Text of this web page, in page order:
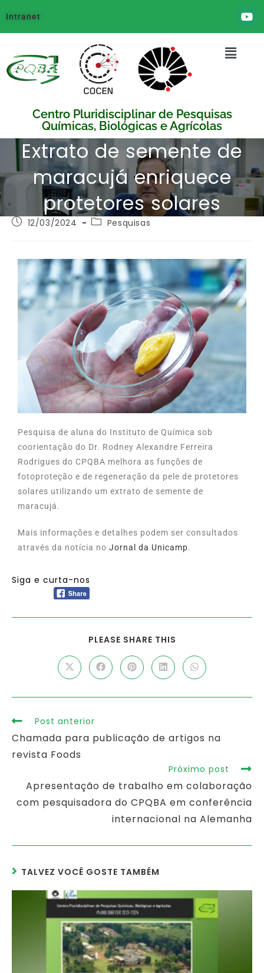
Intranet
Centro Pluridisciplinar de Pesquisas
Químicas, Biológicas e Agrícolas
Extrato de semente de
maracujá enriquece
protetores solares
12/03/2024 Pesquisas
Pesquisa de aluna do Instituto de Química sob
coorientação do Dr. Rodney Alexandre Ferreira
Rodrigues do CPQBA melhora as funções de
fotoproteção e de regeneração da pele de protetores
solares utilizando um extrato de semente de
maracujá.
Mais informações e detalhes podem ser consultados
através da notícia no Jornal da Unicamp.
Siga e curta-nos
PLEASE SHARE THIS
Post anterior
Chamada para publicação de artigos na
revista Foods
Próximo post
Apresentação de trabalho em colaboração
com pesquisadora do CPQBA em conferência
internacional na Alemanha
TALVEZ VOCÊ GOSTE TAMBÉM